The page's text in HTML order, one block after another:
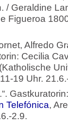
/ Geraldine
Figueroa
Alfredo
Cecilia
19 Uhr.
Telefónica,
2.9.